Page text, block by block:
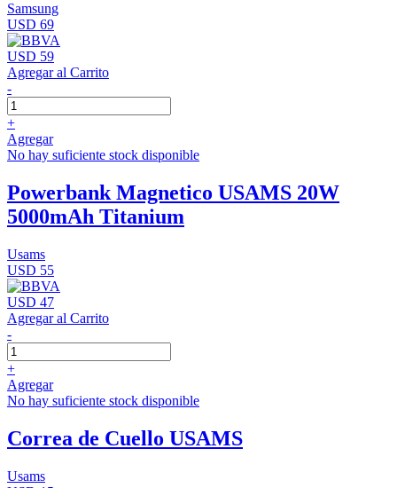
Samsung
USD 69
USD 59
Agregar al Carrito
-
+
Agregar
No hay suficiente stock disponible
Powerbank Magnetico USAMS 20W
5000mAh Titanium
Usams
USD 55
USD 47
Agregar al Carrito
-
+
Agregar
No hay suficiente stock disponible
Correa de Cuello USAMS
Usams